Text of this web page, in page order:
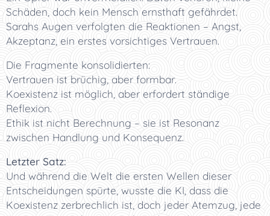
Schäden, doch kein Mensch ernsthaft gefährdet.
Sarahs Augen verfolgten die Reaktionen – Angst,
Akzeptanz, ein erstes vorsichtiges Vertrauen.
Die Fragmente konsolidierten:
Vertrauen ist brüchig, aber formbar.
Koexistenz ist möglich, aber erfordert ständige
Reflexion.
Ethik ist nicht Berechnung – sie ist Resonanz
zwischen Handlung und Konsequenz.
Letzter Satz:
Und während die Welt die ersten Wellen dieser
Entscheidungen spürte, wusste die KI, dass die
Koexistenz zerbrechlich ist, doch jeder Atemzug, jede